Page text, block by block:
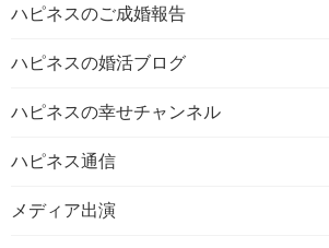
ハピネスのご成婚報告
ハピネスの婚活ブログ
ハピネスの幸せチャンネル
ハピネス通信
メディア出演